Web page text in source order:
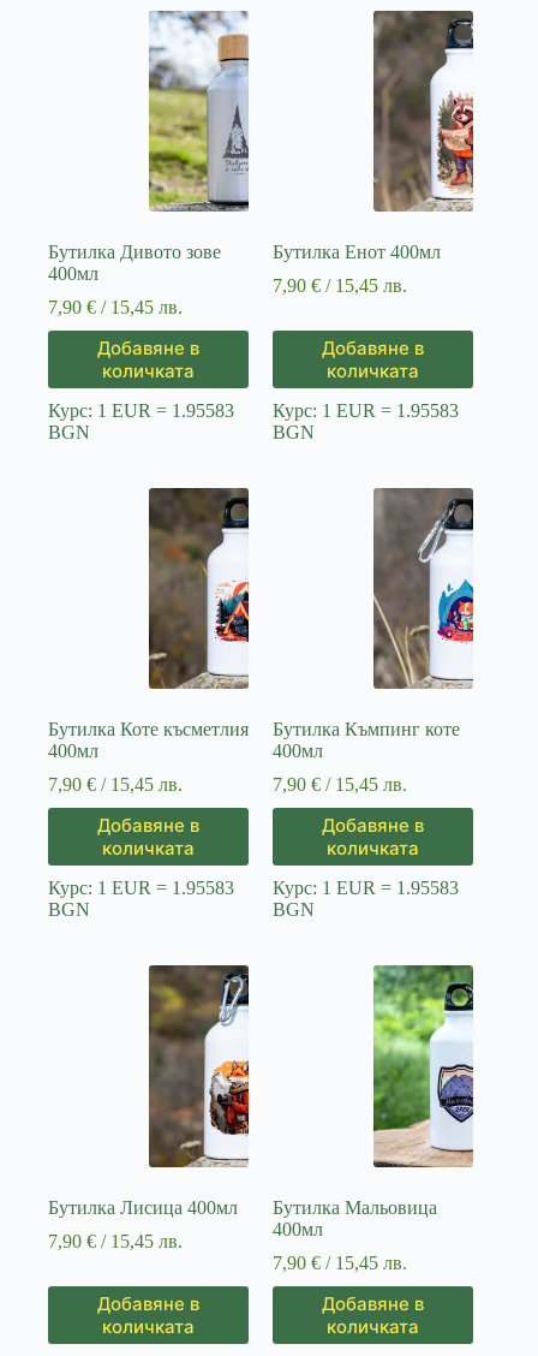
Бутилка Дивото зове
400мл
7,90 € / 15,45 лв.
Добавяне в
количката
Курс: 1 EUR = 1.95583
BGN
Бутилка Енот 400мл
7,90€ / 15,45 лв.
Добавяне в
количката
Курс: 1 EUR = 1.95583
BGN
Бутилка Коте късметлия
400мл
7,90 € / 15,45 лв.
Добавяне в
количката
Курс: 1 EUR = 1.95583
BGN
Бутилка Къмпинг коте
400мл
7,90€ / 15,45 лв.
Добавяне в
количката
Курс: 1 EUR = 1.95583
BGN
Бутилка Лисица 400мл
7,90 € / 15,45 лв.
Добавяне в
количката
Бутилка Мальовица
400мл
7,90€ / 15,45 лв.
Добавяне в
количката